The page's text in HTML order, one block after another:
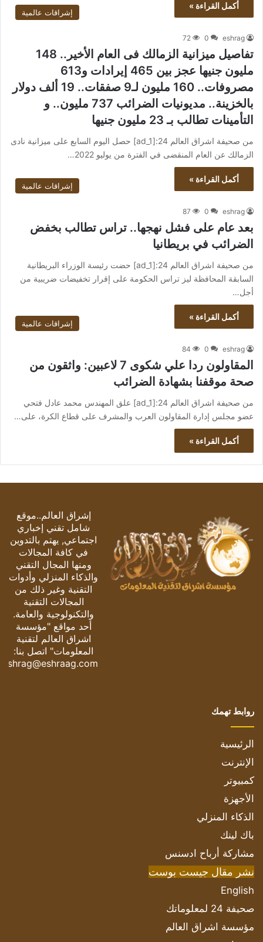
أكمل القراءة »
إشراقات عالمية
eshrag
0
72
تفاصيل ميزانية الزمالك فى العام الأخير.. 148
مليون جنيها عجز بين 465 إيرادات و613
مصروفات.. 160 مليون لـ9 صفقات.. 19 ألف دولار
بالخزينة.. مديونيات الضرائب 737 مليون.. و
التأمينات تطالب بـ 23 مليون جنيها
من صحيفة اشراق العالم 24:[ad_1] حصل اليوم السابع على ميزانية نادى
الزمالك عن العام المنقضى في الفترة من يوليو 2022…
أكمل القراءة »
إشراقات عالمية
eshrag
0
87
بعد عام على فشل نهجها.. تراس تطالب بخفض
الضرائب في بريطانيا
من صحيفة اشراق العالم 24:[ad_1] حضت رئيسة الوزراء البريطانية
السابقة المحافظة ليز تراس الحكومة على إقرار تخفيضات ضريبية من
أجل…
أكمل القراءة »
إشراقات عالمية
eshrag
0
84
المقاولون ردا علي شكوى 7 لاعبين: واثقون من
صحة موقفنا بشهادة الضرائب
من صحيفة اشراق العالم 24:[ad_1] علق المهندس محمد عادل فتحي
عضو مجلس إدارة المقاولون العرب والمشرف على قطاع الكرة، على…
أكمل القراءة »
إشراق العالم..موقع
شامل تقني إخباري
اجتماعي, يهتم بالتدوين
في كافة المجالات
ومنها المجال التقني
والذكاء المنزلي وأدوات
التقنية وغير ذلك من
المجالات التقنية
والتكنولوجية والعامة.
أحد مواقع "مؤسسة
اشراق العالم لتقنية
المعلومات" اتصل بنا:
eshrag@eshraag.com
روابط تهمك
الرئيسية
الإنترنت
كمبيوتر
الأجهزة
الذكاء المنزلي
باك لينك
مشاركة أرباح ادسنس
نشر مقال جيست بوست
English
صحيفة 24 لمعلوماتك
مؤسسة اشراق العالم